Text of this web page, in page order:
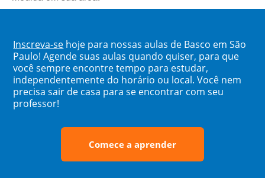
Inscreva-se hoje para nossas aulas de Basco em São
Paulo! Agende suas aulas quando quiser, para que
você sempre encontre tempo para estudar,
independentemente do horário ou local. Você nem
precisa sair de casa para se encontrar com seu
professor!
Comece a aprender